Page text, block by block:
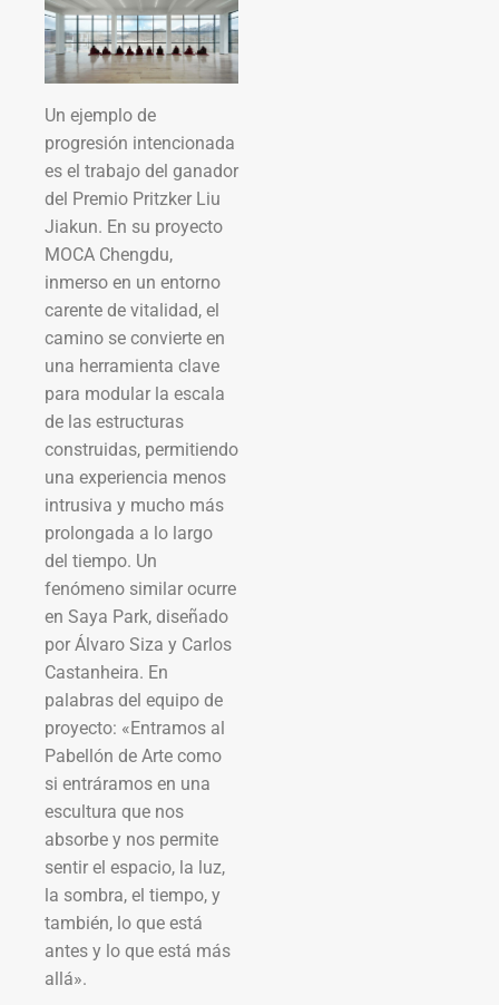
Un ejemplo de
progresión intencionada
es el trabajo del ganador
del Premio Pritzker Liu
Jiakun. En su proyecto
MOCA Chengdu,
inmerso en un entorno
carente de vitalidad, el
camino se convierte en
una herramienta clave
para modular la escala
de las estructuras
construidas, permitiendo
una experiencia menos
intrusiva y mucho más
prolongada a lo largo
del tiempo. Un
fenómeno similar ocurre
en Saya Park, diseñado
por Álvaro Siza y Carlos
Castanheira. En
palabras del equipo de
proyecto: «Entramos al
Pabellón de Arte como
si entráramos en una
escultura que nos
absorbe y nos permite
sentir el espacio, la luz,
la sombra, el tiempo, y
también, lo que está
antes y lo que está más
allá».